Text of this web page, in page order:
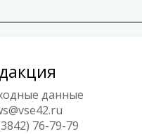
данные
76-79-79